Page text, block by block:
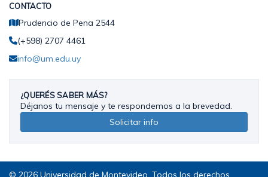
CONTACTO
Prudencio de Pena 2544
(+598) 2707 4461
info@um.edu.uy
¿QUERÉS SABER MÁS?
Déjanos tu mensaje y te respondemos a la brevedad.
Solicitar info
© 2026 Universidad de Montevideo. Todos los derechos